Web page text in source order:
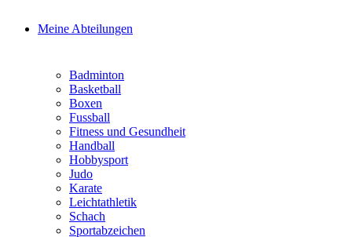
Meine Abteilungen
Badminton
Basketball
Boxen
Fussball
Fitness und Gesundheit
Handball
Hobbysport
Judo
Karate
Leichtathletik
Schach
Sportabzeichen